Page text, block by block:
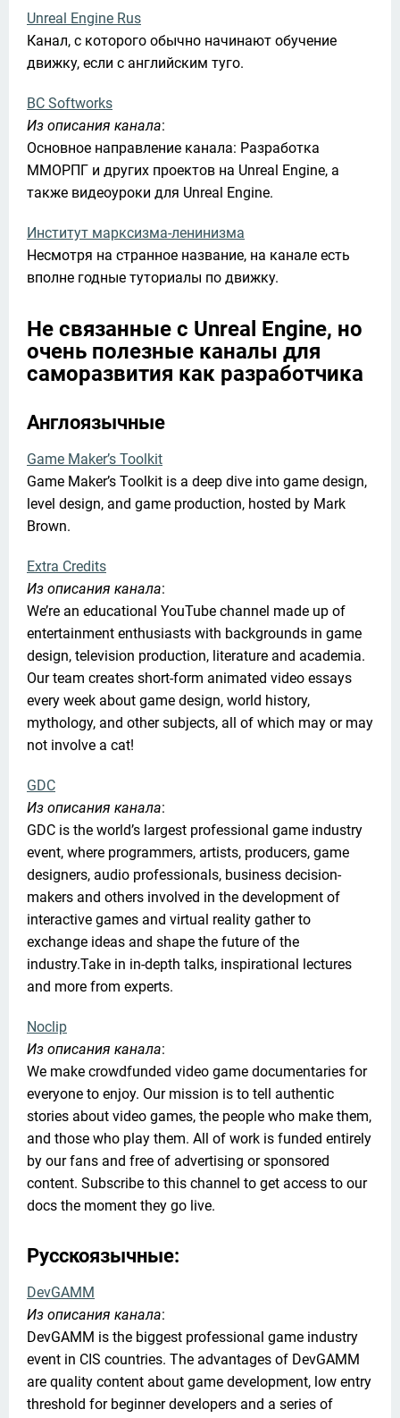
Unreal Engine Rus
Канал, с которого обычно начинают обучение
движку, если с английским туго.
BC Softworks
Из описания канала:
Основное направление канала: Разработка
ММОРПГ и других проектов на Unreal Engine, а
также видеоуроки для Unreal Engine.
Институт марксизма-ленинизма
Несмотря на странное название, на канале есть
вполне годные туториалы по движку.
Не связанные с Unreal Engine, но
очень полезные каналы для
саморазвития как разработчика
Англоязычные
Game Maker’s Toolkit
Game Maker’s Toolkit is a deep dive into game design,
level design, and game production, hosted by Mark
Brown.
Extra Credits
Из описания канала:
We’re an educational YouTube channel made up of
entertainment enthusiasts with backgrounds in game
design, television production, literature and academia.
Our team creates short-form animated video essays
every week about game design, world history,
mythology, and other subjects, all of which may or may
not involve a cat!
GDC
Из описания канала:
GDC is the world’s largest professional game industry
event, where programmers, artists, producers, game
designers, audio professionals, business decision-
makers and others involved in the development of
interactive games and virtual reality gather to
exchange ideas and shape the future of the
industry.Take in in-depth talks, inspirational lectures
and more from experts.
Noclip
Из описания канала:
We make crowdfunded video game documentaries for
everyone to enjoy. Our mission is to tell authentic
stories about video games, the people who make them,
and those who play them. All of work is funded entirely
by our fans and free of advertising or sponsored
content. Subscribe to this channel to get access to our
docs the moment they go live.
Русскоязычные:
DevGAMM
Из описания канала:
DevGAMM is the biggest professional game industry
event in CIS countries. The advantages of DevGAMM
are quality content about game development, low entry
threshold for beginner developers and a series of